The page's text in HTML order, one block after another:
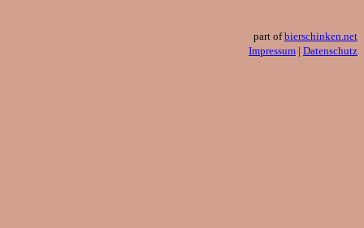
part ofbierschinken.net
Impressum | Datenschutz